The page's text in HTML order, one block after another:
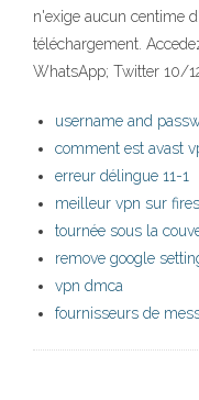
n'exige aucun centime
téléchargement.
WhatsApp; Twitter 10/
username and
comment est avast
erreur délingue 11-1
meilleur vpn sur
tournée sous la
remove google
vpn dmca
fournisseurs de